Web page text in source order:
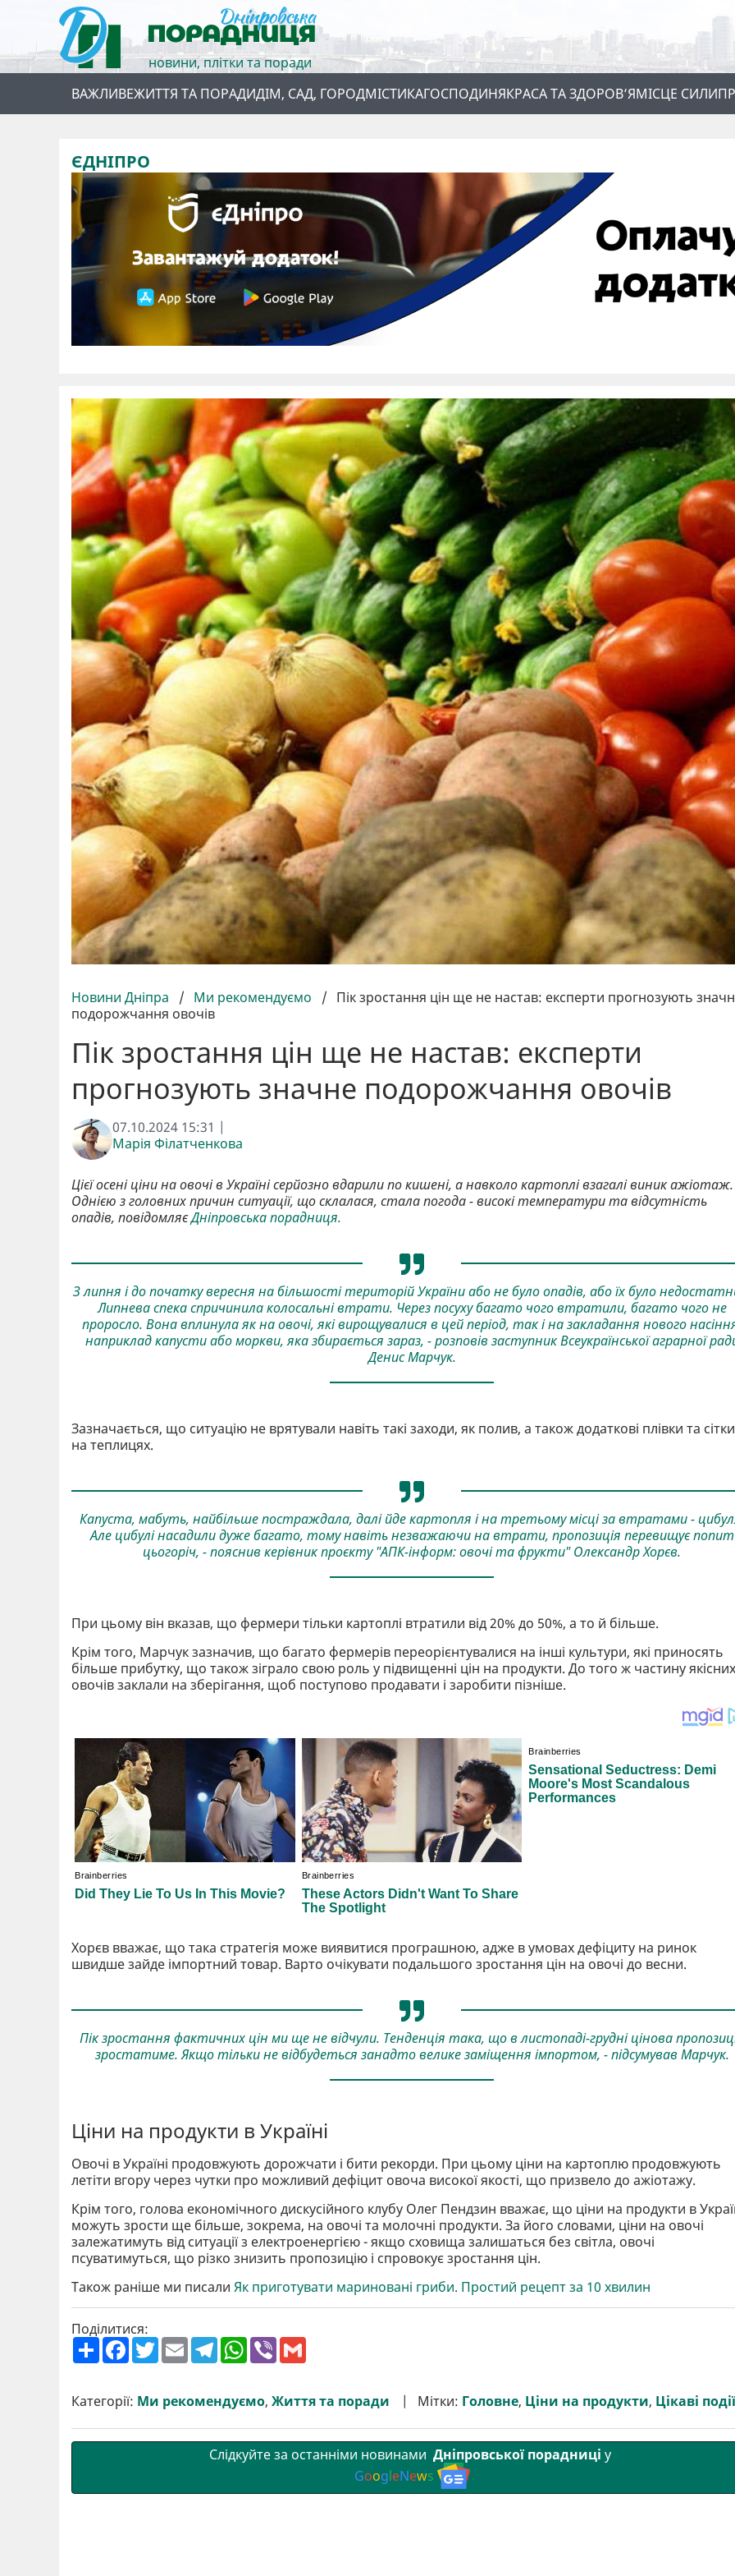
новини, плітки та поради
ВАЖЛИВЕЖИТТЯ ТА ПОРАДИДІМ, САД, ГОРОДМІСТИКАГОСПОДИНЯКРАСА ТА ЗДОРОВ’ЯМІСЦЕ СИЛИ
ЄДНІПРО
Новини Дніпра / Ми рекомендуємо / Пік зростання цін ще не настав: експерти прогнозують
подорожчання овочів
Пік зростання цін ще не настав: експерти
прогнозують значне подорожчання овочів
07.10.2024 15:31 |
Марія Філатченкова
Цієї осені ціни на овочі в Україні серйозно вдарили по кишені, а навколо картоплі взагалі виник ажіотаж.
Однією з головних причин ситуації, що склалася, стала погода - високі температури та відсутність
опадів, повідомляєДніпровська порадниця.
З липня і до початку вересня на більшості територій України або не було опадів, або їх було
Липнева спека спричинила колосальні втрати. Через посуху багато чого втратили, багато чого не
проросло. Вона вплинула як на овочі, які вирощувалися в цей період, так і на закладання нового
наприклад капусти або моркви, яка збирається зараз, - розповів заступник Всеукраїнської аграрної
Денис Марчук.
Зазначається, що ситуацію не врятували навіть такі заходи, як полив, а також додаткові плівки та сітки
на теплицях.
Капуста, мабуть, найбільше постраждала, далі йде картопля і на третьому місці за втратами -
Але цибулі насадили дуже багато, тому навіть незважаючи на втрати, пропозиція перевищує попит
цьогоріч, - пояснив керівник проєкту "АПК-інформ: овочі та фрукти" Олександр Хорєв.
При цьому він вказав, що фермери тільки картоплі втратили від 20% до 50%, а то й більше.
Крім того, Марчук зазначив, що багато фермерів переорієнтувалися на інші культури, які приносять
більше прибутку, що також зіграло свою роль у підвищенні цін на продукти. До того ж частину якісних
овочів заклали на зберігання, щоб поступово продавати і заробити пізніше.
Хорєв вважає, що така стратегія може виявитися програшною, адже в умовах дефіциту на ринок
швидше зайде імпортний товар. Варто очікувати подальшого зростання цін на овочі до весни.
Пік зростання фактичних цін ми ще не відчули. Тенденція така, що в листопаді-грудні цінова
зростатиме. Якщо тільки не відбудеться занадто велике заміщення імпортом, - підсумував Марчук.
Ціни на продукти в Україні
Овочі в Україні продовжують дорожчати і бити рекорди. При цьому ціни на картоплю продовжують
летіти вгору через чутки про можливий дефіцит овоча високої якості, що призвело до ажіотажу.
Крім того, голова економічного дискусійного клубу Олег Пендзин вважає, що ціни на продукти в
можуть зрости ще більше, зокрема, на овочі та молочні продукти. За його словами, ціни на овочі
залежатимуть від ситуації з електроенергією - якщо сховища залишаться без світла, овочі
псуватимуться, що різко знизить пропозицію і спровокує зростання цін.
Також раніше ми писали Як приготувати мариновані гриби. Простий рецепт за 10 хвилин
Поділитися:
П
о
р
и
F
a
b
o
T
w
e
E
m
l
T
e
g
r
W
h
s
A
V
r l
Категорії: Ми рекомендуємо, Життя та поради Мітки: Головне, Ціни на продукти, Цікаві події
Слідкуйте за останніми новинами Дніпровської порадниці у
GoogleNews